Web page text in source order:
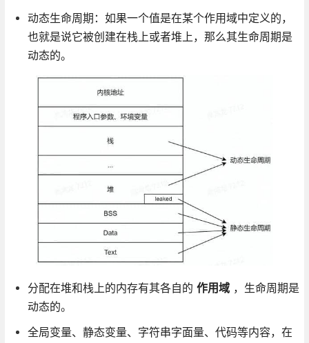
动态生命周期：如果一个值是在某个作用域中定义的，
也就是说它被创建在栈上或者堆上，那么其生命周期是
动态的。
分配在堆和栈上的内存有其各自的 作用域，生命周期是
动态的。
全局变量、静态变量、字符串字面量、代码等内容，在